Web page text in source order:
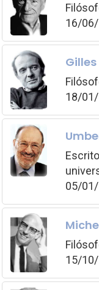
16/
18/
05/
15/